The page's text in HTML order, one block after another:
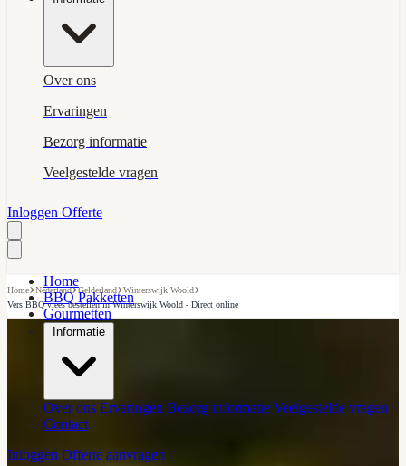
Over ons
Ervaringen
Bezorg informatie
Veelgestelde vragen
Inloggen Offerte
Home
BBQ Pakketten
Gourmetten
Informatie
Over ons Ervaringen Bezorg informatie Veelgestelde vragen
Contact
Inloggen Offerte aanvragen
Home›Nederland›Gelderland›Winterswijk Woold›
Vers BBQ vlees bestellen in Winterswijk Woold - Direct online